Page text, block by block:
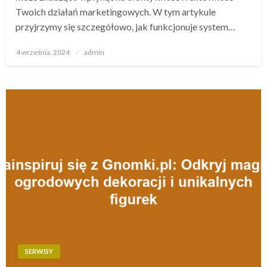
Twoich działań marketingowych. W tym artykule
przyjrzymy się szczegółowo, jak funkcjonuje system…
Opublikowane
4 września, 2024 admin
SERWISY